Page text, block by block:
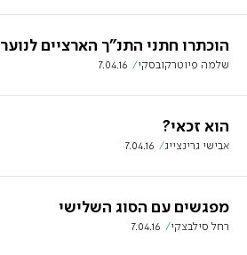
הוכתרו חתני התנ"ך הארציים לנוער
שלמה פיוטרקובסקי 7.04.16
הוא זכאי?
אבישי גרינצייג 7.04.16
מפגשים עם הסוג השלישי
רחל סילבצקי 7.04.16